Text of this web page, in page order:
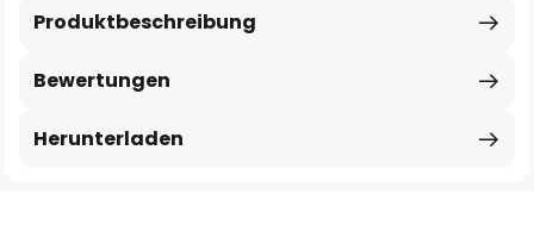
Produktbeschreibung
Bewertungen
Herunterladen